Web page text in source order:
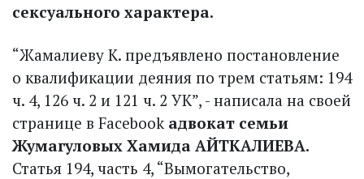
сексуального характера.
“Жамалиеву К. предъявлено постановление
о квалификации деяния по трем статьям: 194
ч. 4, 126 ч. 2 и 121 ч. 2 УК”, - написала на своей
странице в Facebook адвокат семьи
Жумагуловых Хамида АЙТКАЛИЕВА.
Статья 194, часть 4, “Вымогательство,